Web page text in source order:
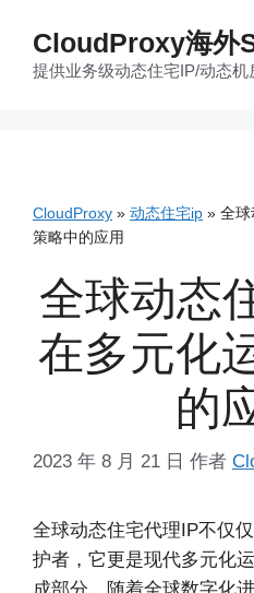
CloudProxy海外
提供业务级动态住宅IP/动态机
CloudProxy » 动态住宅ip » 全球
策略中的应用
全球动态
在多元化
的
2023 年 8 月 21 日 作者
全球动态住宅代理IP不仅
护者，它更是现代多元化
成部分。随着全球数字化